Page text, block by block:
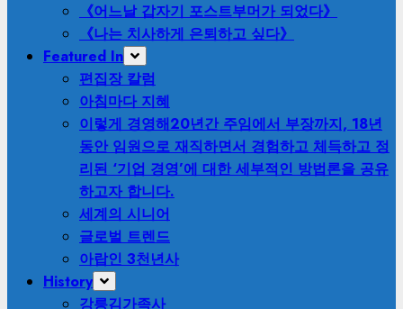
《어느날 갑자기 포스트부머가 되었다》
《나는 치사하게 은퇴하고 싶다》
Featured In
편집장 칼럼
아침마다 지혜
이렇게 경영해20년간 주임에서 부장까지, 18년
동안 임원으로 재직하면서 경험하고 체득하고 정
리된 ‘기업 경영’에 대한 세부적인 방법론을 공유
하고자 합니다.
세계의 시니어
글로벌 트렌드
아랍인 3천년사
History
강릉김가족사